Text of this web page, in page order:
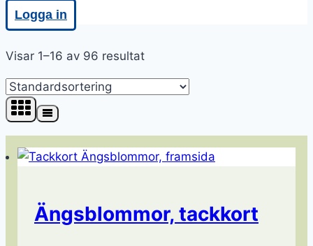
Logga in
Visar 1–16 av 96 resultat
Ängsblommor, tackkort